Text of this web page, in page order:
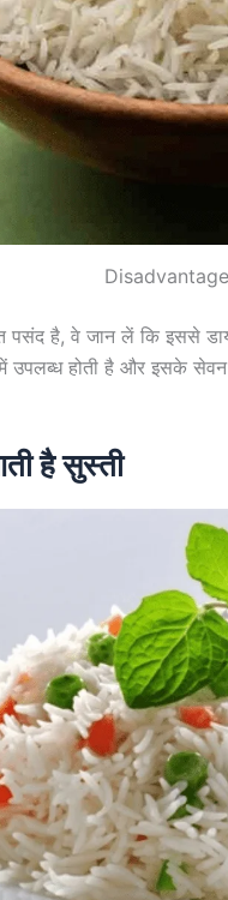
पसंद है, वे जान लें कि इससे
उपलब्ध होती है और इसके
है सुस्ती